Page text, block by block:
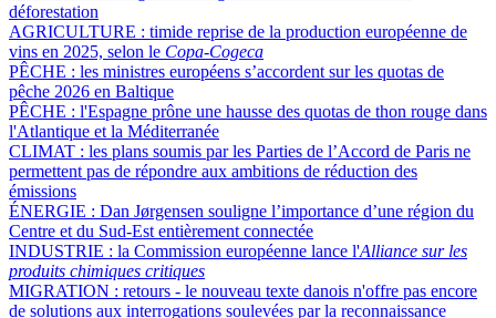
déforestation
AGRICULTURE : timide reprise de la production européenne de
vins en 2025, selon le Copa-Cogeca
PÊCHE : les ministres européens s’accordent sur les quotas de
pêche 2026 en Baltique
PÊCHE : l'Espagne prône une hausse des quotas de thon rouge dans
l'Atlantique et la Méditerranée
CLIMAT : les plans soumis par les Parties de l’Accord de Paris ne
permettent pas de répondre aux ambitions de réduction des
émissions
ÉNERGIE : Dan Jørgensen souligne l’importance d’une région du
Centre et du Sud-Est entièrement connectée
INDUSTRIE : la Commission européenne lance l'Alliance sur les
produits chimiques critiques
MIGRATION : retours - le nouveau texte danois n'offre pas encore
de solutions aux interrogations soulevées par la reconnaissance